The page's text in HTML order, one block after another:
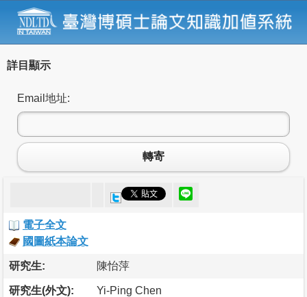
詳目顯示
Email地址:
轉寄
電子全文
國圖紙本論文
研究生: 陳怡萍
研究生(外文): Yi-Ping Chen